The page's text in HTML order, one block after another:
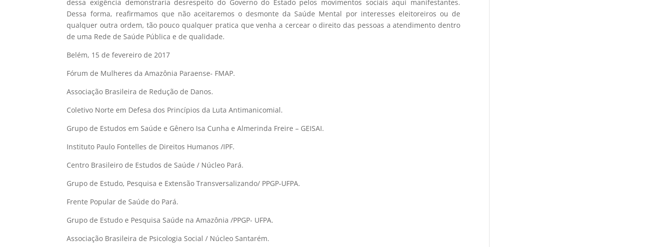
dessa exigência demonstraria desrespeito do Governo do Estado pelos movimentos sociais aqui manifestantes.
Dessa forma, reafirmamos que não aceitaremos o desmonte da Saúde Mental por interesses eleitoreiros ou de
qualquer outra ordem, tão pouco qualquer pratica que venha a cercear o direito das pessoas a atendimento dentro
de uma Rede de Saúde Pública e de qualidade.
Belém, 15 de fevereiro de 2017
Fórum de Mulheres da Amazônia Paraense- FMAP.
Associação Brasileira de Redução de Danos.
Coletivo Norte em Defesa dos Princípios da Luta Antimanicomial.
Grupo de Estudos em Saúde e Gênero Isa Cunha e Almerinda Freire – GEISAI.
Instituto Paulo Fontelles de Direitos Humanos /IPF.
Centro Brasileiro de Estudos de Saúde / Núcleo Pará.
Grupo de Estudo, Pesquisa e Extensão Transversalizando/ PPGP-UFPA.
Frente Popular de Saúde do Pará.
Grupo de Estudo e Pesquisa Saúde na Amazônia /PPGP- UFPA.
Associação Brasileira de Psicologia Social / Núcleo Santarém.